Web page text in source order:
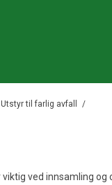
Utstyr til farlig avfall
viktig ved innsamling